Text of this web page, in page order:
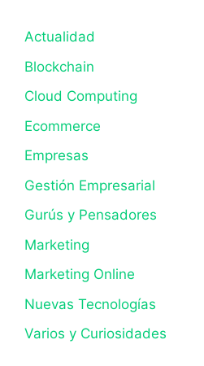
Actualidad
Blockchain
Cloud Computing
Ecommerce
Empresas
Gestión Empresarial
Gurús y Pensadores
Marketing
Marketing Online
Nuevas Tecnologías
Varios y Curiosidades